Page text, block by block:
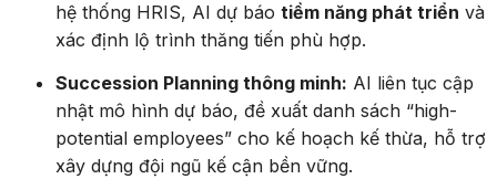
hệ thống HRIS, AI dự báo tiềm năng phát triển và
xác định lộ trình thăng tiến phù hợp.
Succession Planning thông minh: AI liên tục cập
nhật mô hình dự báo, đề xuất danh sách “high-
potential employees” cho kế hoạch kế thừa, hỗ trợ
xây dựng đội ngũ kế cận bền vững.